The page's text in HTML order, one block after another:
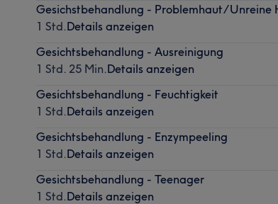
Gesichstbehandlung - Problemhaut/Unreine
1 Std.Details anzeigen
Gesichtsbehandlung - Ausreinigung
1 Std. 25 Min.Details anzeigen
Gesichtsbehandlung - Feuchtigkeit
1 Std.Details anzeigen
Gesichtsbehandlung - Enzympeeling
1 Std.Details anzeigen
Gesichtsbehandlung - Teenager
1 Std.Details anzeigen